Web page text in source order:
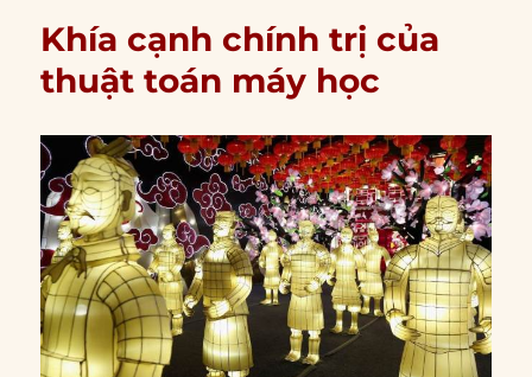
Khía cạnh chính trị của
thuật toán máy học